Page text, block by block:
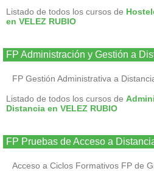
Listado de todos los cursos de
en VELEZ RUBIO
FP Administración y Gestión a
FP Gestión Administrativa a
Listado de todos los cursos de
Distancia en VELEZ RUBIO
FP Pruebas de Acceso a
Acceso a Ciclos Formativos FP de